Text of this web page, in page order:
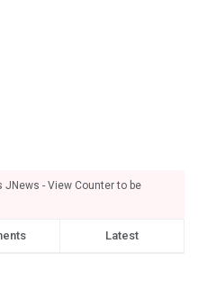
JNews - View Counter to be
Latest